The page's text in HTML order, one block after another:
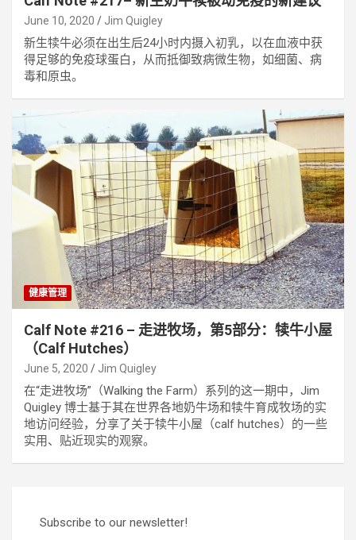
June 10, 2020 Jim Quigley
新生犊牛必须在出生后24小时内摄入初乳，以在血液中获
得足够的免疫球蛋白，从而抵御致病微生物，如细菌、病
毒和原虫。
健康管理
Calf Note #216 – 走进牧场，第5部分：犊牛小屋
（Calf Hutches）
June 5, 2020 Jim Quigley
在“走进牧场”（Walking the Farm）系列的这一期中，Jim
Quigley 博士基于其在世界各地奶牛场和犊牛育成牧场的实
地访问经验，分享了关于犊牛小屋（calf hutches）的一些
实用、贴近现实的观察。
Subscribe to our newsletter!